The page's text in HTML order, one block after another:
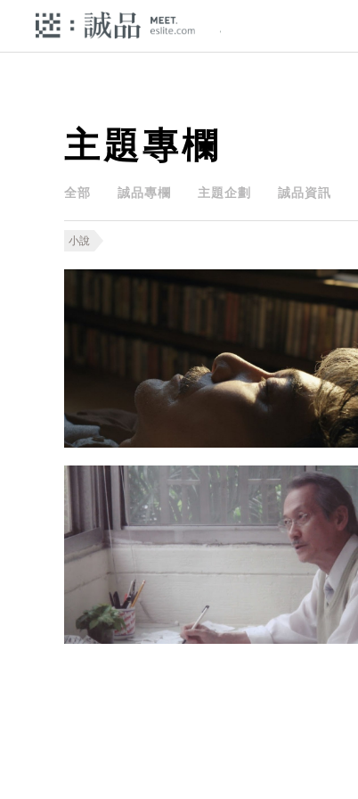
主題專欄
全部 誠品專欄 主題企劃 誠品資訊
小說